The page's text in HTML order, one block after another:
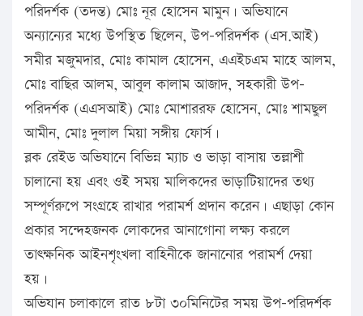
পরিদর্শক (তদন্ত) মোঃ নূর হোসেন মামুন। অভিযানে
অন্যান্যের মধ্যে উপস্থিত ছিলেন, উপ-পরিদর্শক (এস.আই)
সমীর মজুমদার, মোঃ কামাল হোসেন, এএইচএম মাহে আলম,
মোঃ বাছির আলম, আবুল কালাম আজাদ, সহকারী উপ-
পরিদর্শক (এএসআই) মোঃ মোশাররফ হোসেন, মোঃ শামছুল
আমীন, মোঃ দুলাল মিয়া সঙ্গীয় ফোর্স।
ব্লক রেইড অভিযানে বিভিন্ন ম্যাচ ও ভাড়া বাসায় তল্লাশী
চালানো হয় এবং ওই সময় মালিকদের ভাড়াটিয়াদের তথ্য
সম্পূর্ণরুপে সংগ্রহে রাখার পরামর্শ প্রদান করেন। এছাড়া কোন
প্রকার সন্দেহজনক লোকদের আনাগোনা লক্ষ্য করলে
তাৎক্ষনিক আইনশৃংখলা বাহিনীকে জানানোর পরামর্শ দেয়া
হয়।
অভিযান চলাকালে রাত ৮টা ৩০মিনিটের সময় উপ-পরিদর্শক